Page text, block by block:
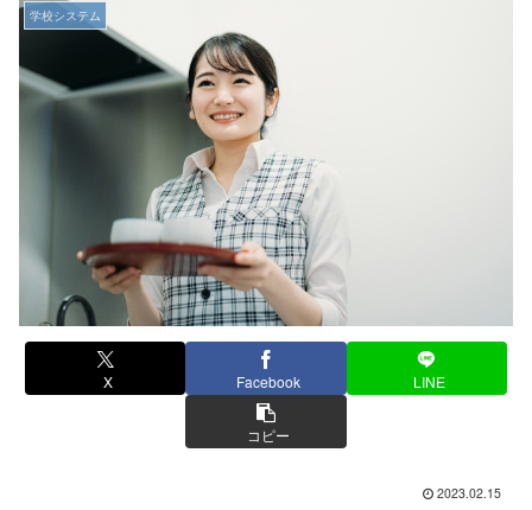
学校システム
X Facebook LINE
コピー
2023.02.15